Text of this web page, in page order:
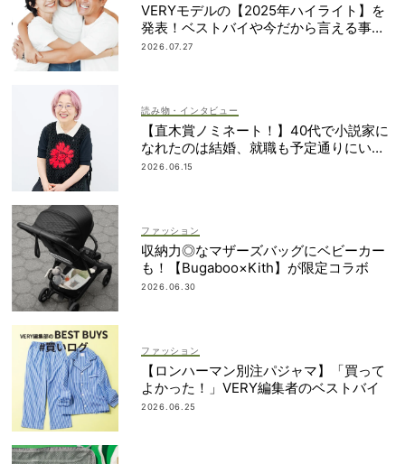
VERYモデルの【2025年ハイライト】を
発表！ベストバイや今だから言える事件
簿も大公開
2026.07.27
読み物・インタビュー
【直木賞ノミネート！】40代で小説家に
なれたのは結婚、就職も予定通りにいか
なかったから｜朝倉かすみさん
2026.06.15
ファッション
収納力◎なマザーズバッグにベビーカー
も！【Bugaboo×Kith】が限定コラボ
2026.06.30
ファッション
【ロンハーマン別注パジャマ】「買って
よかった！」VERY編集者のベストバイ
2026.06.25